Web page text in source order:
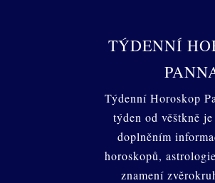
TÝDENNÍ
Týdenní Horoskop
týden od věštkně
doplněním
horoskopů,
znamení